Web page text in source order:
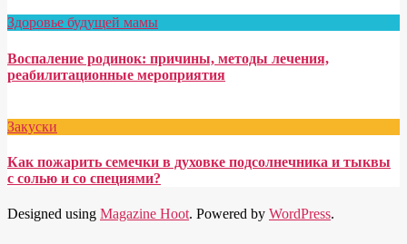
Здоровье будущей мамы
Воспаление родинок: причины, методы лечения,
реабилитационные мероприятия
Закуски
Как пожарить семечки в духовке подсолнечника и тыквы
с солью и со специями?
Designed using Magazine Hoot. Powered by WordPress.